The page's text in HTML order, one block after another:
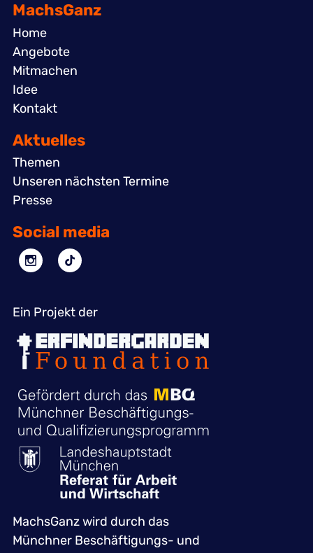
MachsGanz
Home
Angebote
Mitmachen
Idee
Kontakt
Aktuelles
Themen
Unseren nächsten Termine
Presse
Social media
Ein Projekt der
MachsGanz wird durch das
Münchner Beschäftigungs- und